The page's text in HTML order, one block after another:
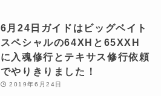
6月24日ガイドはビッグベイト
スペシャルの64XHと65XXH
に入魂修行とテキサス修行依頼
でやりきりました！
2019年6月24日